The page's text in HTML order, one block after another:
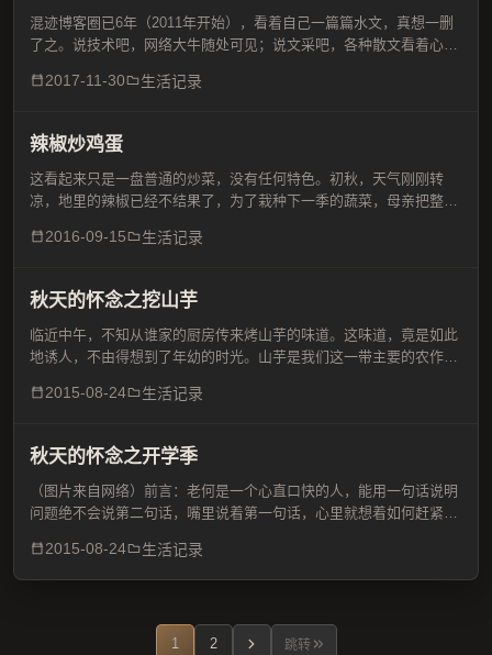
混迹博客圈已6年（2011年开始），看着自己一篇篇水文，真想一删
了之。说技术吧，网络大牛随处可见；说文采吧，各种散文看着心旷
勉强混来一些评论。没有一个合适的定位，人家来看一眼就...
2017-11-30 生活记录
辣椒炒鸡蛋
这看起来只是一盘普通的炒菜，没有任何特色。初秋，天气刚刚转
凉，地里的辣椒已经不结果了，为了栽种下一季的蔬菜，母亲把整棵
火。这样的辣椒我们称为秋大椒，因为天气原因，没有长成，个头...
2016-09-15 生活记录
秋天的怀念之挖山芋
临近中午，不知从谁家的厨房传来烤山芋的味道。这味道，竟是如此
地诱人，不由得想到了年幼的时光。山芋是我们这一带主要的农作物
挖山芋。漫山遍野的人们，在早晨的薄雾中，大声地谈论着今年...
2015-08-24 生活记录
秋天的怀念之开学季
（图片来自网络）前言：老何是一个心直口快的人，能用一句话说明
问题绝不会说第二句话，嘴里说着第一句话，心里就想着如何赶紧把
每次开会的时候总是脸红脖子粗，憋不出三句话来，对于侃侃其...
2015-08-24 生活记录
1 2 跳转